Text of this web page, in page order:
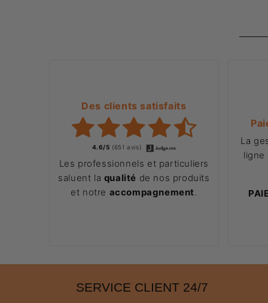
Des clients satisfaits
4.6/5 (651 avis)
Les professionnels et particuliers
saluent la qualité de nos produits
et notre accompagnement
La
ligne
SERVICE CLIENT 24/7